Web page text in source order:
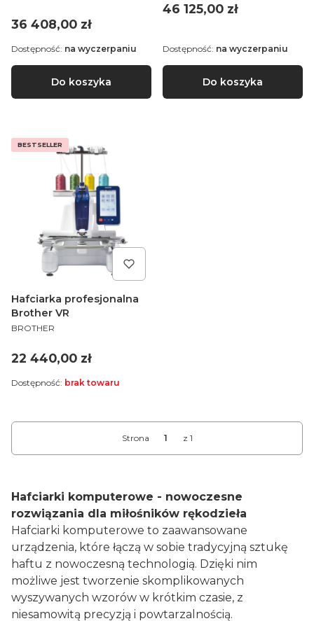
Cena
36 408,00 zł
Do koszyka
Dostępność: na wyczerpaniu
Cena
46 125,00 zł
Do koszyka
Dostępność: na wyczerpaniu
BESTSELLER
Hafciarka profesjonalna
Brother VR
PRODUCENT
BROTHER
Cena
22 440,00 zł
Dostępność: brak towaru
Strona z 1
Hafciarki komputerowe - nowoczesne
rozwiązania dla miłośników rękodzieła
Hafciarki komputerowe to zaawansowane
urządzenia, które łączą w sobie tradycyjną sztukę
haftu z nowoczesną technologią. Dzięki nim
możliwe jest tworzenie skomplikowanych
wyszywanych wzorów w krótkim czasie, z
niesamowitą precyzją i powtarzalnością.